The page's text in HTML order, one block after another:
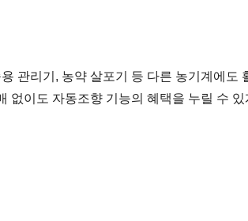
관리기, 농약 살포기 등 다른 농기계에도
없이도 자동조향 기능의 혜택을 누릴 수 있